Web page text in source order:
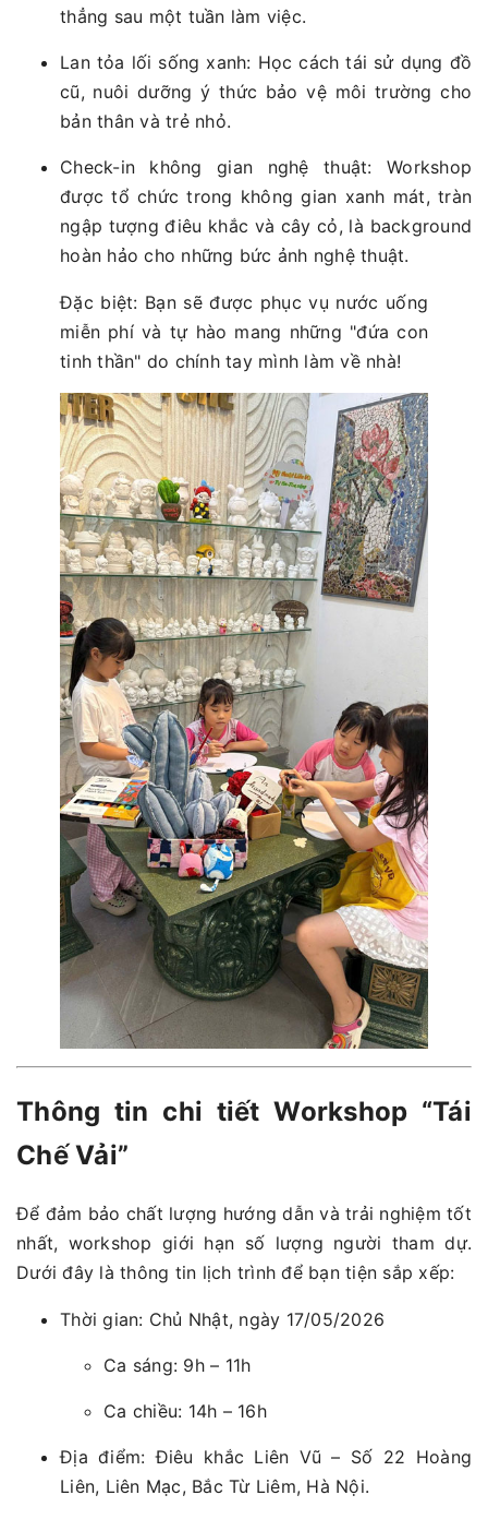
thẳng sau một tuần làm việc.
Lan tỏa lối sống xanh: Học cách tái sử dụng đồ
cũ, nuôi dưỡng ý thức bảo vệ môi trường cho
bản thân và trẻ nhỏ.
Check-in không gian nghệ thuật: Workshop
được tổ chức trong không gian xanh mát, tràn
ngập tượng điêu khắc và cây cỏ, là background
hoàn hảo cho những bức ảnh nghệ thuật.
Đặc biệt: Bạn sẽ được phục vụ nước uống
miễn phí và tự hào mang những "đứa con
tinh thần" do chính tay mình làm về nhà!
Thông tin chi tiết Workshop “Tái
Chế Vải”
Để đảm bảo chất lượng hướng dẫn và trải nghiệm tốt
nhất, workshop giới hạn số lượng người tham dự.
Dưới đây là thông tin lịch trình để bạn tiện sắp xếp:
Thời gian: Chủ Nhật, ngày 17/05/2026
Ca sáng: 9h – 11h
Ca chiều: 14h – 16h
Địa điểm: Điêu khắc Liên Vũ – Số 22 Hoàng
Liên, Liên Mạc, Bắc Từ Liêm, Hà Nội.